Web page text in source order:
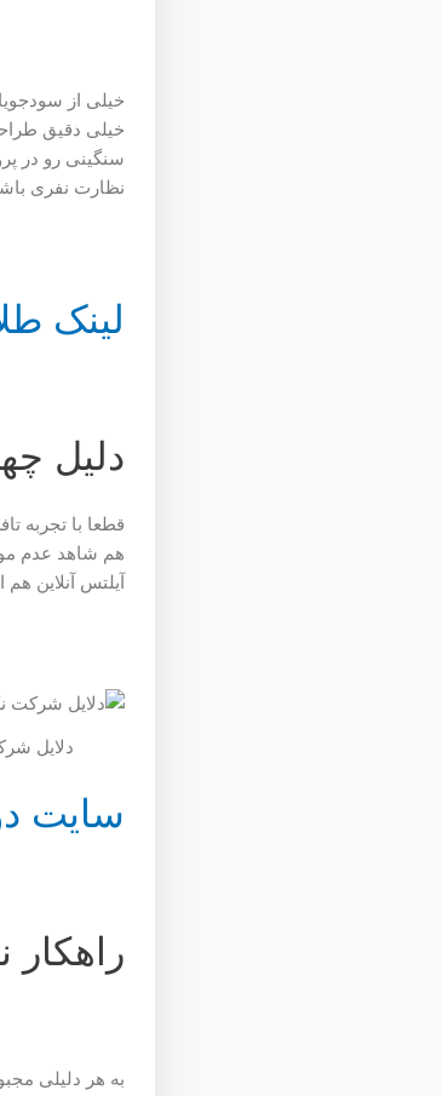
خیلی از
سنگینی رو در
نظارت نفری
لینک
دلیل
قطعا با تجربه
هم شاهد عدم
آیلتس آنلاین
دلایل
سایت
راهکار